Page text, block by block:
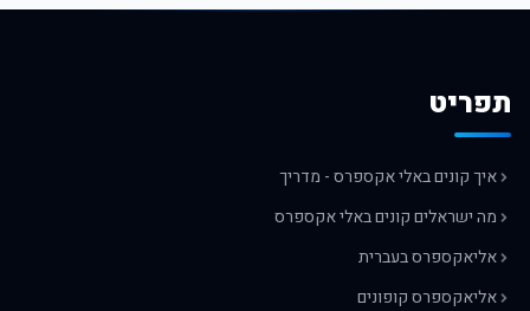
תפריט
איך קונים באלי אקספרס - מדריך
מה ישראלים קונים באלי אקספרס
אליאקספרס בעברית
אליאקספרס קופונים